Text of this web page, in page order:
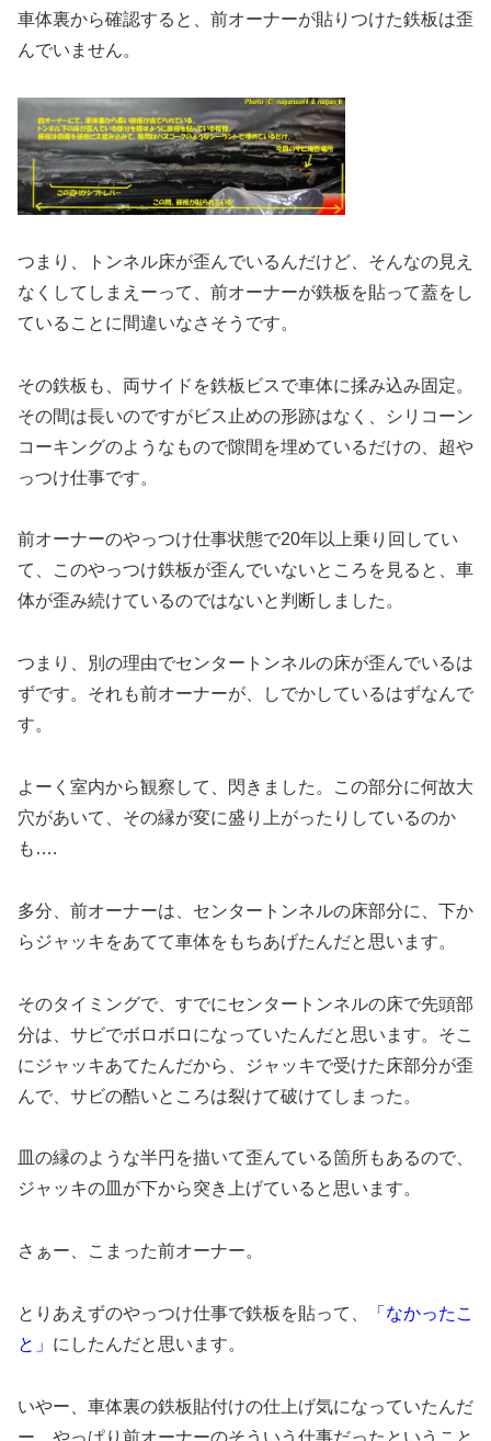
車体裏から確認すると、前オーナーが貼りつけた鉄板は歪
んでいません。
つまり、トンネル床が歪んでいるんだけど、そんなの見え
なくしてしまえーって、前オーナーが鉄板を貼って蓋をし
ていることに間違いなさそうです。
その鉄板も、両サイドを鉄板ビスで車体に揉み込み固定。
その間は長いのですがビス止めの形跡はなく、シリコーン
コーキングのようなもので隙間を埋めているだけの、超や
っつけ仕事です。
前オーナーのやっつけ仕事状態で20年以上乗り回してい
て、このやっつけ鉄板が歪んでいないところを見ると、車
体が歪み続けているのではないと判断しました。
つまり、別の理由でセンタートンネルの床が歪んでいるは
ずです。それも前オーナーが、しでかしているはずなんで
す。
よーく室内から観察して、閃きました。この部分に何故大
穴があいて、その縁が変に盛り上がったりしているのか
も….
多分、前オーナーは、センタートンネルの床部分に、下か
らジャッキをあてて車体をもちあげたんだと思います。
そのタイミングで、すでにセンタートンネルの床で先頭部
分は、サビでボロボロになっていたんだと思います。そこ
にジャッキあてたんだから、ジャッキで受けた床部分が歪
んで、サビの酷いところは裂けて破けてしまった。
皿の縁のような半円を描いて歪んている箇所もあるので、
ジャッキの皿が下から突き上げていると思います。
さぁー、こまった前オーナー。
とりあえずのやっつけ仕事で鉄板を貼って、
「なかったこ
と」 にしたんだと思います。
いやー、車体裏の鉄板貼付けの仕上げ気になっていたんだ
ー。やっぱり前オーナーのそういう仕事だったということ